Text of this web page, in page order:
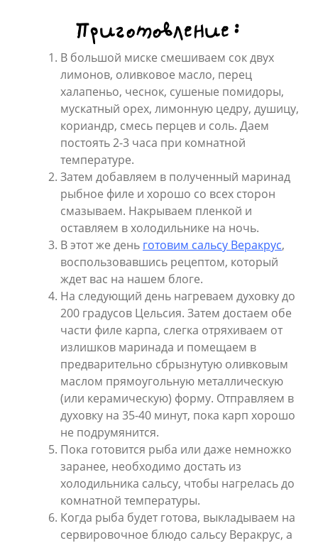
Приготовление:
В большой миске смешиваем сок двух
лимонов, оливковое масло, перец
халапеньо, чеснок, сушеные помидоры,
мускатный орех, лимонную цедру, душицу,
кориандр, смесь перцев и соль. Даем
постоять 2-3 часа при комнатной
температуре.
Затем добавляем в полученный маринад
рыбное филе и хорошо со всех сторон
смазываем. Накрываем пленкой и
оставляем в холодильнике на ночь.
В этот же день готовим сальсу Веракрус,
воспользовавшись рецептом, который
ждет вас на нашем блоге.
На следующий день нагреваем духовку до
200 градусов Цельсия. Затем достаем обе
части филе карпа, слегка отряхиваем от
излишков маринада и помещаем в
предварительно сбрызнутую оливковым
маслом прямоугольную металлическую
(или керамическую) форму. Отправляем в
духовку на 35-40 минут, пока карп хорошо
не подрумянится.
Пока готовится рыба или даже немножко
заранее, необходимо достать из
холодильника сальсу, чтобы нагрелась до
комнатной температуры.
Когда рыба будет готова, выкладываем на
сервировочное блюдо сальсу Веракрус, а